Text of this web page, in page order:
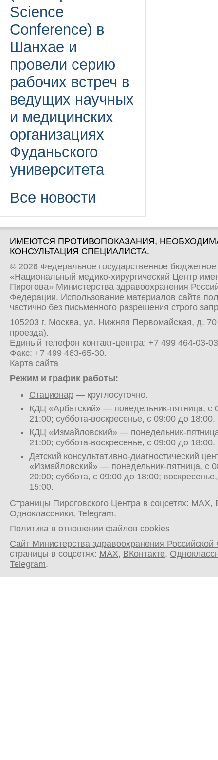
Science
Conference) в
Шанхае и
провели серию
рабочих встреч в
ведущих научных
и медицинских
организациях
Фуданьского
университета
Все новости
ИМЕЮТСЯ ПРОТИВОПОКАЗАНИЯ,
КОНСУЛЬТАЦИЯ СПЕЦИАЛИСТА.
© 2026 Федеральное государственное
«Национальный медико-хирургический Центр
Пирогова» Министерства здравоохранения
Федерации. Использование материалов сайта
частично без письменного разрешения строго
105203 г. Москва, ул. Нижняя Первомайская, д.
проезда).
Единый телефон контакт-центра: +7 499 464-03-03
Факс: +7 499 463-65-30.
Карта сайта
Режим и график работы:
Стационар — круглосуточно.
КДЦ «Арбатский» — понедельник-пятница, с
21:00; суббота-воскресенье, с 09:00 до 18:00.
КДЦ «Измайловский» — понедельник-
21:00; суббота-воскресенье, с 09:00 до 18:00.
Детский консультативно-диагностический
«Измайловский» — понедельник-пятница, с
20:00; суббота, с 09:00 до 18:00;
15:00.
Страницы Пироговского Центра в соцсетях: MAX,
Одноклассники, Telegram.
Политика в отношении файлов cookies
Сайт Министерства здравоохранения
страницы в соцсетях: MAX, ВКонтакте,
Telegram.